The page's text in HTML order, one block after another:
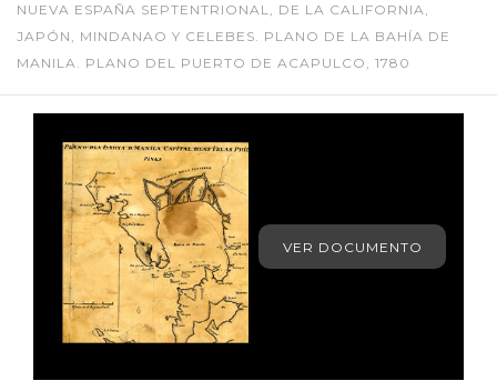
NUEVA ESPAÑA SEPTENTRIONAL, DE LA CALIFORNIA,
JAPÓN, MINDANAO Y CELEBES. PLANO DE LA BAHÍA DE
MANILA. PLANO DEL PUERTO DE ACAPULCO, 1780
VER DOCUMENTO